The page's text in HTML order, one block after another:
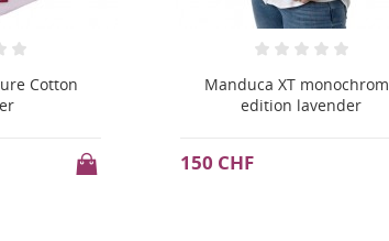
Manduca Extend